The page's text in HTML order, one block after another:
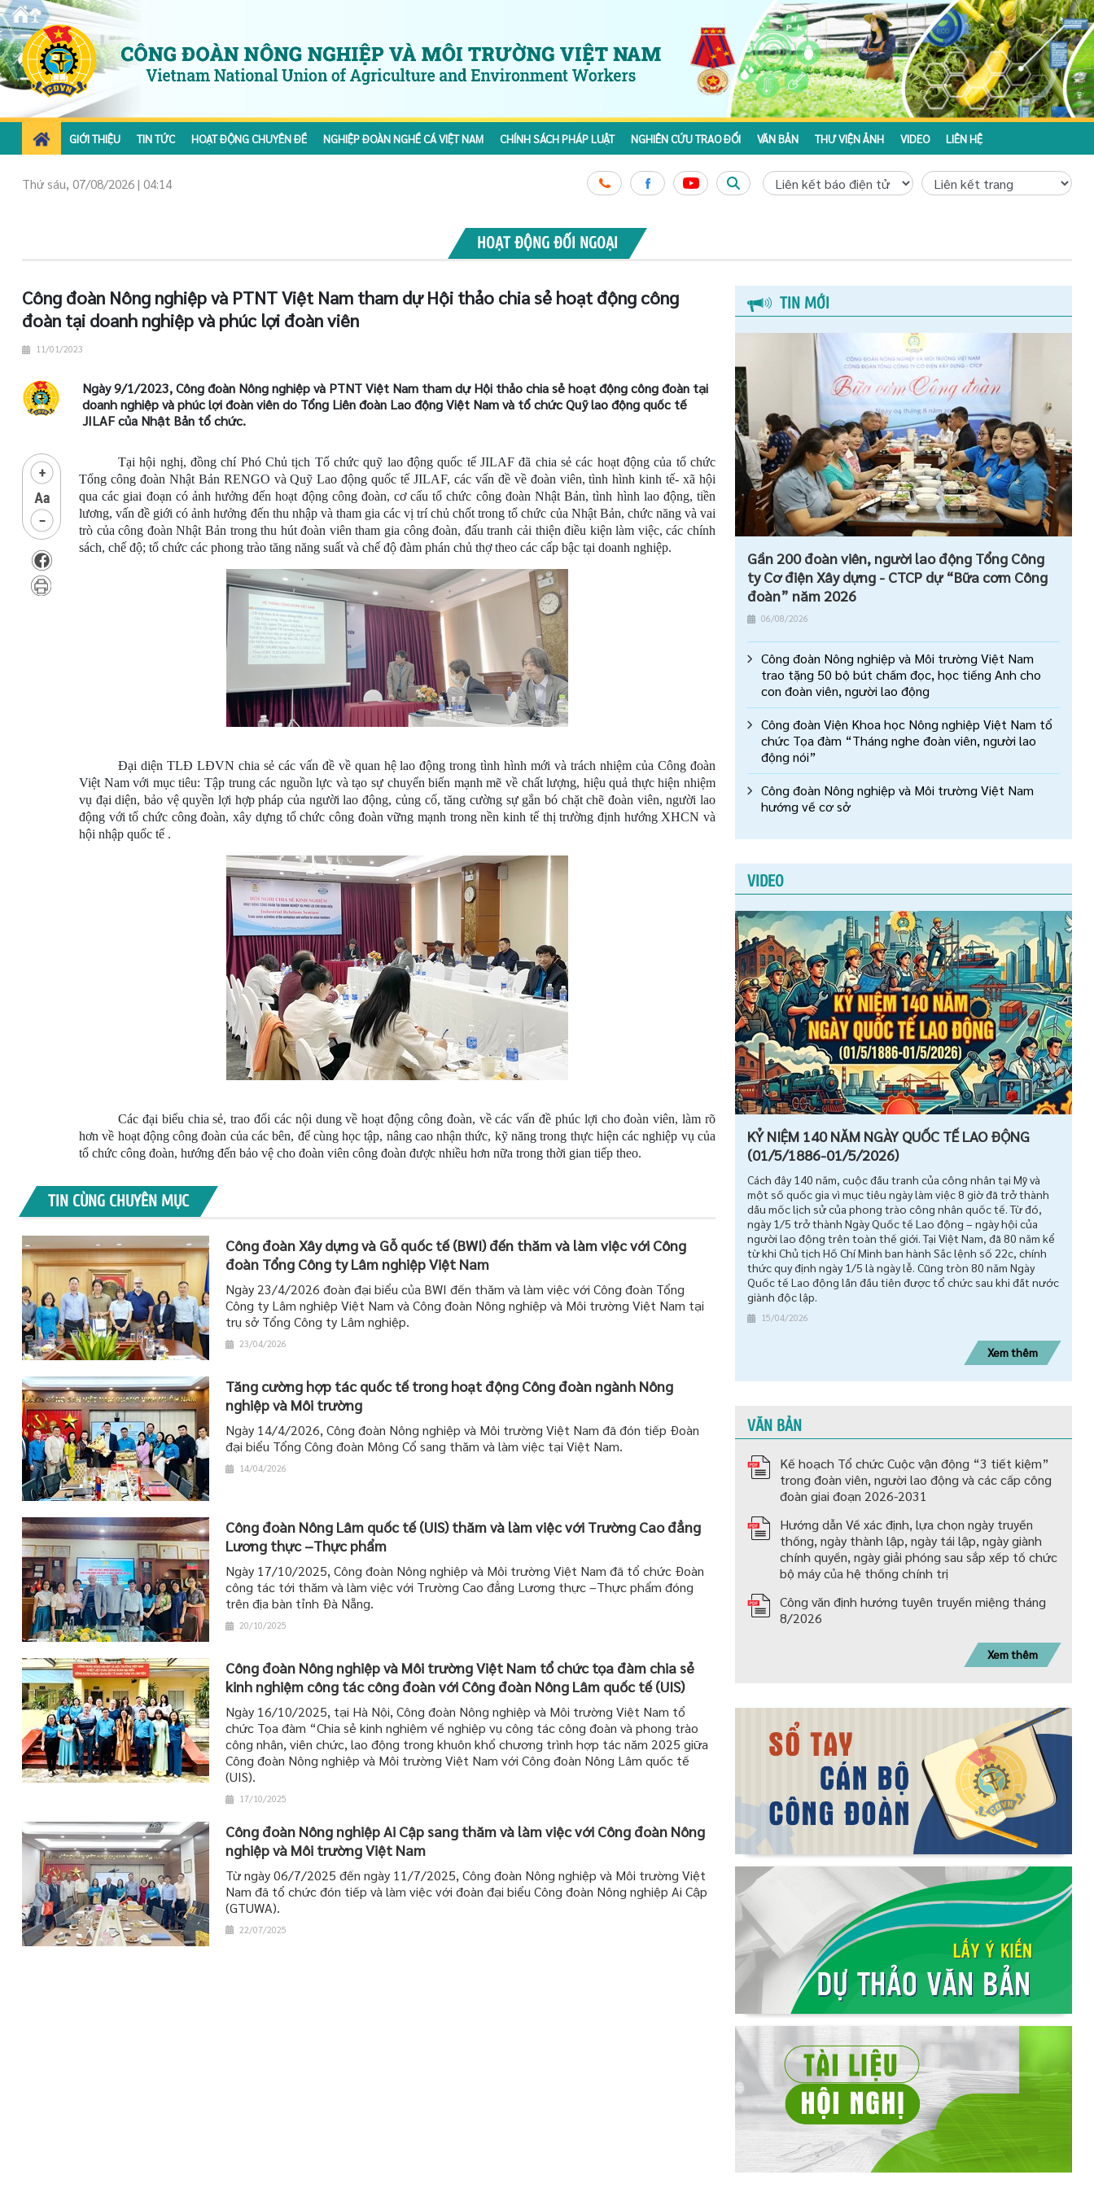
GIỚI THIỆU TIN TỨC HOẠT ĐỘNG CHUYÊN ĐỀ NGHIỆP ĐOÀN NGHỀ CÁ VIỆT NAM CHÍNH SÁCH PHÁP LUẬT NGHIÊN CỨU TRAO ĐỔI VĂN BẢN THƯ VIỆN ẢNH VIDEO LIÊN HỆ
Thứ sáu, 07/08/2026 | 04:14
HOẠT ĐỘNG ĐỐI NGOẠI
Công đoàn Nông nghiệp và PTNT Việt Nam tham dự Hội thảo chia sẻ hoạt động công
đoàn tại doanh nghiệp và phúc lợi đoàn viên
11/01/2023
Ngày 9/1/2023, Công đoàn Nông nghiệp và PTNT Việt Nam tham dự Hội thảo chia sẻ hoạt động công đoàn tại
doanh nghiệp và phúc lợi đoàn viên do Tổng Liên đoàn Lao động Việt Nam và tổ chức Quỹ lao động quốc tế
JILAF của Nhật Bản tổ chức.
Tại hội nghị, đồng chí Phó Chủ tịch Tổ chức quỹ lao động quốc tế JILAF đã chia sẻ các hoạt động của tổ chức
Tổng công đoàn Nhật Bản RENGO và Quỹ Lao động quốc tế JILAF, các vấn đề về đoàn viên, tình hình kinh tế- xã hội
qua các giai đoạn có ảnh hưởng đến hoạt động công đoàn, cơ cấu tổ chức công đoàn Nhật Bản, tình hình lao động, tiền
lương, vấn đề giới có ảnh hưởng đến thu nhập và tham gia các vị trí chủ chốt trong tổ chức của Nhật Bản, chức năng và vai
trò của công đoàn Nhật Bản trong thu hút đoàn viên tham gia công đoàn, đấu tranh cải thiện điều kiện làm việc, các chính
sách, chế độ; tổ chức các phong trào tăng năng suất và chế độ đàm phán chủ thợ theo các cấp bậc tại doanh nghiệp.
Đại diện TLĐ LĐVN chia sẻ các vấn đề về quan hệ lao động trong tình hình mới và trách nhiệm của Công đoàn
Việt Nam với mục tiêu: Tập trung các nguồn lực và tạo sự chuyển biến mạnh mẽ về chất lượng, hiệu quả thực hiện nhiệm
vụ đại diện, bảo vệ quyền lợi hợp pháp của người lao động, củng cố, tăng cường sự gắn bó chặt chẽ đoàn viên, người lao
động với tổ chức công đoàn, xây dựng tổ chức công đoàn vững mạnh trong nền kinh tế thị trường định hướng XHCN và
hội nhập quốc tế .
Các đại biểu chia sẻ, trao đổi các nội dung về hoạt động công đoàn, về các vấn đề phúc lợi cho đoàn viên, làm rõ
hơn về hoạt động công đoàn của các bên, để cùng học tập, nâng cao nhận thức, kỹ năng trong thực hiện các nghiệp vụ của
tổ chức công đoàn, hướng đến bảo vệ cho đoàn viên công đoàn được nhiều hơn nữa trong thời gian tiếp theo.
TIN CÙNG CHUYÊN MỤC
Công đoàn Xây dựng và Gỗ quốc tế (BWI) đến thăm và làm việc với Công
đoàn Tổng Công ty Lâm nghiệp Việt Nam
Ngày 23/4/2026 đoàn đại biểu của BWI đến thăm và làm việc với Công đoàn Tổng
Công ty Lâm nghiệp Việt Nam và Công đoàn Nông nghiệp và Môi trường Việt Nam tại
trụ sở Tổng Công ty Lâm nghiệp.
23/04/2026
Tăng cường hợp tác quốc tế trong hoạt động Công đoàn ngành Nông
nghiệp và Môi trường
Ngày 14/4/2026, Công đoàn Nông nghiệp và Môi trường Việt Nam đã đón tiếp Đoàn
đại biểu Tổng Công đoàn Mông Cổ sang thăm và làm việc tại Việt Nam.
14/04/2026
Công đoàn Nông Lâm quốc tế (UIS) thăm và làm việc với Trường Cao đẳng
Lương thực –Thực phẩm
Ngày 17/10/2025, Công đoàn Nông nghiệp và Môi trường Việt Nam đã tổ chức Đoàn
công tác tới thăm và làm việc với Trường Cao đẳng Lương thực –Thực phẩm đóng
trên địa bàn tỉnh Đà Nẵng.
20/10/2025
Công đoàn Nông nghiệp và Môi trường Việt Nam tổ chức tọa đàm chia sẻ
kinh nghiệm công tác công đoàn với Công đoàn Nông Lâm quốc tế (UIS)
Ngày 16/10/2025, tại Hà Nội, Công đoàn Nông nghiệp và Môi trường Việt Nam tổ
chức Tọa đàm “Chia sẻ kinh nghiệm về nghiệp vụ công tác công đoàn và phong trào
công nhân, viên chức, lao động trong khuôn khổ chương trình hợp tác năm 2025 giữa
Công đoàn Nông nghiệp và Môi trường Việt Nam với Công đoàn Nông Lâm quốc tế
(UIS).
17/10/2025
Công đoàn Nông nghiệp Ai Cập sang thăm và làm việc với Công đoàn Nông
nghiệp và Môi trường Việt Nam
Từ ngày 06/7/2025 đến ngày 11/7/2025, Công đoàn Nông nghiệp và Môi trường Việt
Nam đã tổ chức đón tiếp và làm việc với đoàn đại biểu Công đoàn Nông nghiệp Ai Cập
(GTUWA).
22/07/2025
TIN MỚI
Gần 200 đoàn viên, người lao động Tổng Công
ty Cơ điện Xây dựng - CTCP dự “Bữa cơm Công
đoàn” năm 2026
06/08/2026
Công đoàn Nông nghiệp và Môi trường Việt Nam
trao tặng 50 bộ bút chấm đọc, học tiếng Anh cho
con đoàn viên, người lao động
Công đoàn Viện Khoa học Nông nghiệp Việt Nam tổ
chức Tọa đàm “Tháng nghe đoàn viên, người lao
động nói”
Công đoàn Nông nghiệp và Môi trường Việt Nam
hướng về cơ sở
VIDEO
KỶ NIỆM 140 NĂM NGÀY QUỐC TẾ LAO ĐỘNG
(01/5/1886-01/5/2026)
Cách đây 140 năm, cuộc đấu tranh của công nhân tại Mỹ và
một số quốc gia vì mục tiêu ngày làm việc 8 giờ đã trở thành
dấu mốc lịch sử của phong trào công nhân quốc tế. Từ đó,
ngày 1/5 trở thành Ngày Quốc tế Lao động – ngày hội của
người lao động trên toàn thế giới. Tại Việt Nam, đã 80 năm kể
từ khi Chủ tịch Hồ Chí Minh ban hành Sắc lệnh số 22c, chính
thức quy định ngày 1/5 là ngày lễ. Cũng tròn 80 năm Ngày
Quốc tế Lao động lần đầu tiên được tổ chức sau khi đất nước
giành độc lập.
15/04/2026
Xem thêm
VĂN BẢN
Kế hoạch Tổ chức Cuộc vận động “3 tiết kiệm”
trong đoàn viên, người lao động và các cấp công
đoàn giai đoạn 2026-2031
Hướng dẫn Về xác định, lựa chọn ngày truyền
thống, ngày thành lập, ngày tái lập, ngày giành
chính quyền, ngày giải phóng sau sắp xếp tố chức
bộ máy của hệ thống chính trị
Công văn định hướng tuyên truyền miệng tháng
8/2026
Xem thêm